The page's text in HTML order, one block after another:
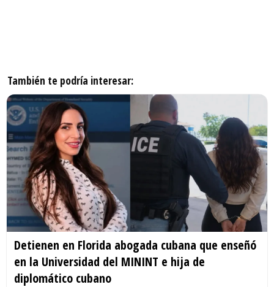
También te podría interesar:
Detienen en Florida abogada cubana que enseñó
en la Universidad del MININT e hija de
diplomático cubano